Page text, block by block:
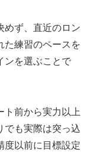
めず、直近のロン
た練習のペースを
ンを選ぶことで
ト前から実力以上
でも実際は突っ込
度以前に目標設定